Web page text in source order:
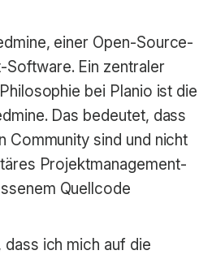
einer Open-Source-
Software. Ein zentraler
bei Planio ist die
Das bedeutet, dass
Community sind und nicht
Projektmanagement-
Quellcode
ich mich auf die